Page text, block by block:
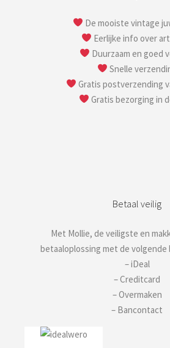
De mooiste vintage
Eerlijke info over
Duurzaam en goed
Snelle
Gratis postverzending
Gratis bezorging in
Betaal veilig
Met Mollie, de veiligste en
betaaloplossing met de
– iDeal
– Creditcard
– Overmaken
– Bancontact